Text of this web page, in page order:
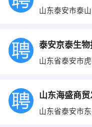
山东泰安市泰
山东省泰安市
山东省泰安市